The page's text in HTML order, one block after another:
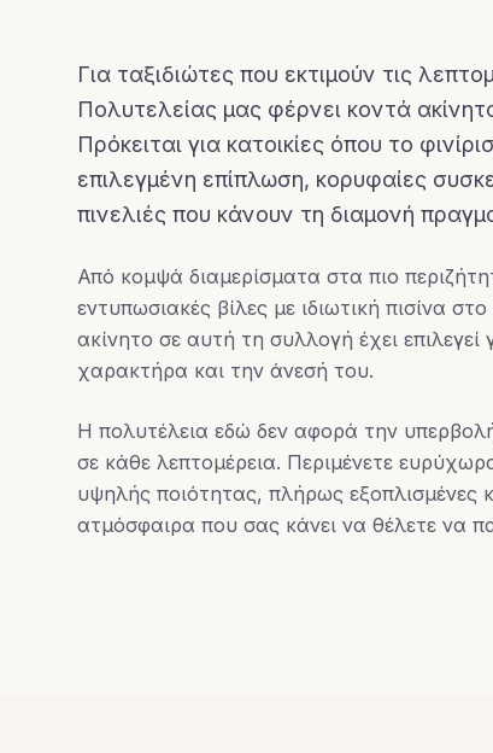
Για ταξιδιώτες που εκτιμούν τις
Πολυτελείας μας φέρνει κοντά
Πρόκειται για κατοικίες όπου το
επιλεγμένη επίπλωση, κορυφαίες
πινελιές που κάνουν τη διαμονή
Από κομψά διαμερίσματα στα πιο
εντυπωσιακές βίλες με ιδιωτική πισίνα
ακίνητο σε αυτή τη συλλογή έχει επιλεγεί
χαρακτήρα και την άνεσή του.
Η πολυτέλεια εδώ δεν αφορά την
σε κάθε λεπτομέρεια. Περιμένετε
υψηλής ποιότητας, πλήρως εξοπλισμένες
ατμόσφαιρα που σας κάνει να θέλετε να